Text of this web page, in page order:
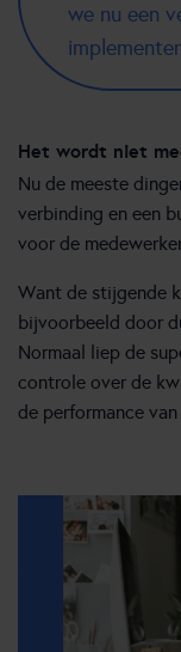
we nu een
Het wordt niet
Nu de meeste
verbinding en een
voor de
Want de stijgende
bijvoorbeeld door
Normaal liep de
controle over de
de performance